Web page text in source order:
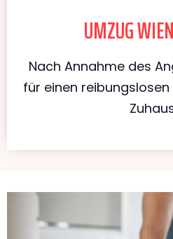
UMZUG
Nach Annahme des
für einen reibungslosen